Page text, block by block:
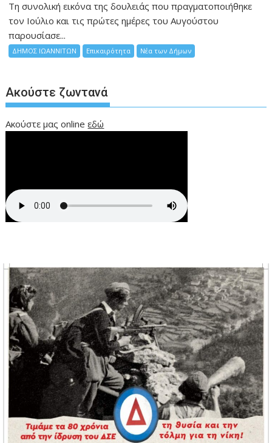
Τη συνολική εικόνα της δουλειάς που πραγματοποιήθηκε
τον Ιούλιο και τις πρώτες ημέρες του Αυγούστου
παρουσίασε...
ΔΗΜΟΣ ΙΩΑΝΝΙΤΩΝ Επικαιρότητα Νέα των Δήμων
Ακούστε ζωντανά
Ακούστε μας onlineεδώ